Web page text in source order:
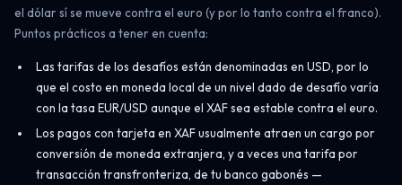
el dólar sí se mueve contra el euro (y por lo tanto contra el franco).
Puntos prácticos a tener en cuenta:
Las tarifas de los desafíos están denominadas en USD, por lo
que el costo en moneda local de un nivel dado de desafío varía
con la tasa EUR/USD aunque el XAF sea estable contra el euro.
Los pagos con tarjeta en XAF usualmente atraen un cargo por
conversión de moneda extranjera, y a veces una tarifa por
transacción transfronteriza, de tu banco gabonés —